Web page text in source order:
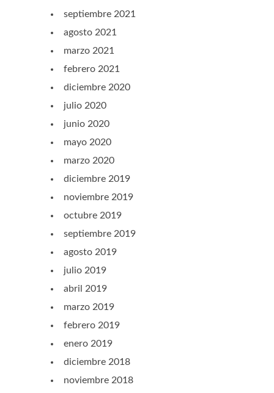
septiembre 2021
agosto 2021
marzo 2021
febrero 2021
diciembre 2020
julio 2020
junio 2020
mayo 2020
marzo 2020
diciembre 2019
noviembre 2019
octubre 2019
septiembre 2019
agosto 2019
julio 2019
abril 2019
marzo 2019
febrero 2019
enero 2019
diciembre 2018
noviembre 2018